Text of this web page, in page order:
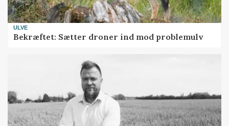
ULVE
Bekræftet: Sætter droner ind mod problemulv